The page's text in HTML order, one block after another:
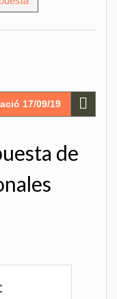
17/09/19
de